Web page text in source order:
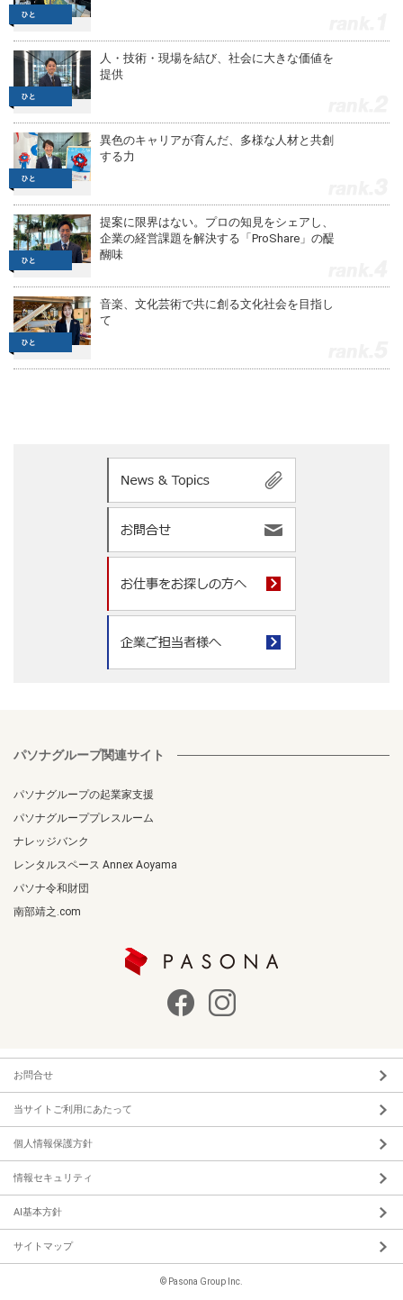
人・技術・現場を結び、社会に大きな価値を
提供
異色のキャリアが育んだ、多様な人材と共創
する力
提案に限界はない。プロの知見をシェアし、
企業の経営課題を解決する「ProShare」の醍
醐味
音楽、文化芸術で共に創る文化社会を目指し
て
パソナグループ関連サイト
パソナグループの起業家支援
パソナグループプレスルーム
ナレッジバンク
レンタルスペース Annex Aoyama
パソナ令和財団
南部靖之.com
お問合せ
当サイトご利用にあたって
個人情報保護方針
情報セキュリティ
AI基本方針
サイトマップ
© Pasona Group Inc.